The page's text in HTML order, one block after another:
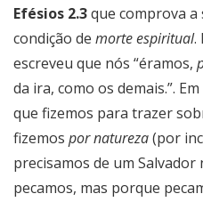
Efésios 2.3que comprova a
condição de morte espiritual.
escreveu que nós “éramos,
da ira, como os demais.”.
que fizemos para trazer
fizemos por natureza(por
precisamos de um
pecamos, mas porque